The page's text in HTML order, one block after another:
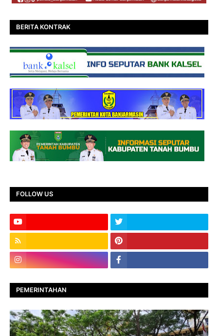
BERITA KONTRAK
FOLLOW US
PEMERINTAHAN